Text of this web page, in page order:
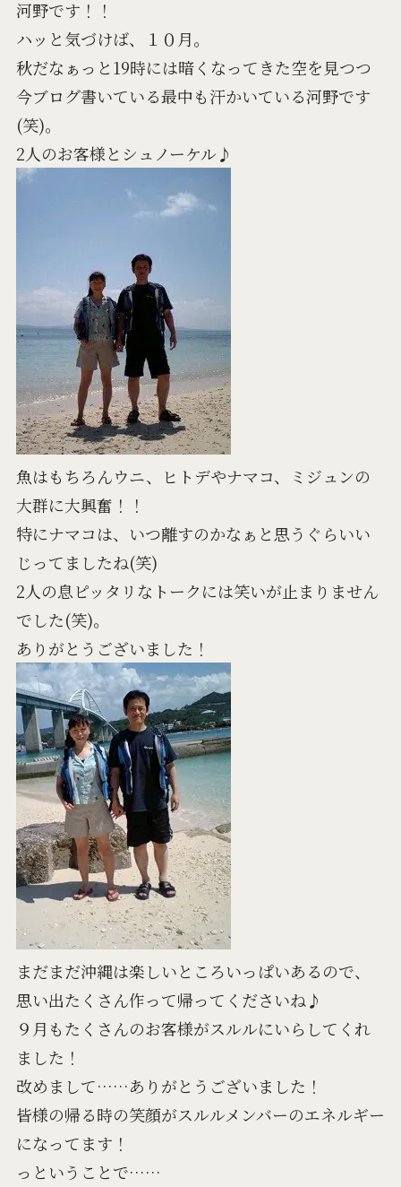
河野です！！
ハッと気づけば、１０月。
秋だなぁっと19時には暗くなってきた空を見つつ
今ブログ書いている最中も汗かいている河野です
(笑)。
2人のお客様とシュノーケル♪
魚はもちろんウニ、ヒトデやナマコ、ミジュンの
大群に大興奮！！
特にナマコは、いつ離すのかなぁと思うぐらいい
じってましたね(笑)
2人の息ピッタリなトークには笑いが止まりません
でした(笑)。
ありがとうございました！
まだまだ沖縄は楽しいところいっぱいあるので、
思い出たくさん作って帰ってくださいね♪
９月もたくさんのお客様がスルルにいらしてくれ
ました！
改めまして……ありがとうございました！
皆様の帰る時の笑顔がスルルメンバーのエネルギー
になってます！
っということで……